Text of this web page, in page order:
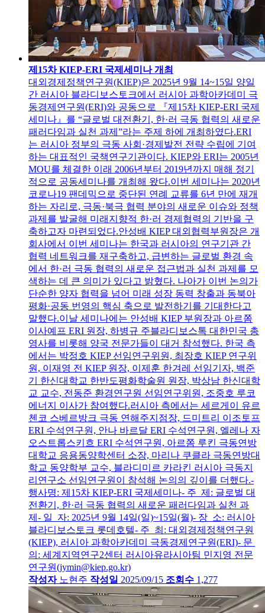
제15차 KIEP-ERI 국제세미나 개최
대외경제정책연구원(KIEP)은 2025년 9월 14~15일 양일
간 러시아 블라디보스토크에서 러시아 과학아카데미 극
동경제연구원(ERI)와 공동으로 『제15차 KIEP-ERI 국제
세미나』를 “글로벌 대전환기, 한·러 극동 협력의 새로운
패러다임과 실천 과제”라는 주제 하에 개최하였다.ERI
는 러시아 정부의 극동 사회·경제발전 전략 수립에 기여
하는 대표적인 국책연구기관이다. KIEP와 ERI는 2005년
MOU를 체결한 이래 2006년부터 2019년까지 매해 정기
적으로 공동세미나를 개최해 왔다.이번 세미나는 2020년
코로나19 팬데믹으로 중단된 연례 교류를 6년 만에 재개
하는 자리로, 극동·북극 협력 분야의 새로운 이슈와 정책
과제를 발굴해 미래지향적 한·러 경제협력의 기반을 구
축하고자 마련되었다.안성배 KIEP 대외협력부원장은 개
회사에서 이번 세미나는 한국과 러시아의 연구기관 간
협력 네트워크를 재구축하고, 급변하는 글로벌 환경 속
에서 한·러 극동 협력의 새로운 접근법과 실천 과제를 모
색하는 데 큰 의미가 있다고 밝혔다. 나아가 이번 논의가
단순한 양자 협력을 넘어 미래 성장 동력 창출과 동북아
평화·공동 번영의 핵심 축으로 발전하기를 기대한다고
말했다.이날 세미나에는 안성배 KIEP 부원장과 아르쫌
이사예프 ERI 원장, 하병규 주블라디보스톡 대한민국 총
영사를 비롯해 양국 전문가들이 대거 참석했다. 한국 측
에서는 박정호 KIEP 선임연구위원, 최장호 KIEP 연구위
원, 이재영 전 KIEP 원장, 이제훈 한겨레 선임기자, 백준
기 한신대학교 한반도평화학술원 원장, 박상남 한신대학
교 교수, 전동준 환경연구원 선임연구위원, 조중호 루코
에너지 이사가 참여했다.러시아 측에서는 세르게이 유르
첸코 스베르방크 극동 연해주지점장, 드미트리 이조토프
ERI 수석연구원, 안나 바르달 ERI 수석연구원, 엘레나 자
오스트롭스키흐 ERI 수석연구원, 아르쫌 루킨 극동연방
대학교 응용동양학센터 소장, 마리나 쿠클라 극동연방대
학교 동양학부 교수, 블라디미르 카라킨 러시아 극동지
리연구소 선임연구원이 참석해 논의의 깊이를 더했다.-
행사명: 제15차 KIEP-ERI 국제세미나- 주 제: 글로벌 대
전환기, 한·러 극동 협력의 새로운 패러다임과 실천 과
제- 일 자: 2025년 9월 14일(일)~15일(월)- 장 소: 러시아
블라디보스토크 롯데호텔- 주 최: 대외경제정책연구원
(KIEP), 러시아 과학아카데미 극동경제연구원(ERI)- 문
의: 세계지역연구2센터 러시아유라시아팀 민지영 전문
연구원(jymin@kiep.go.kr)
작성자노현주 작성일 2025/09/15 조회수 1,277